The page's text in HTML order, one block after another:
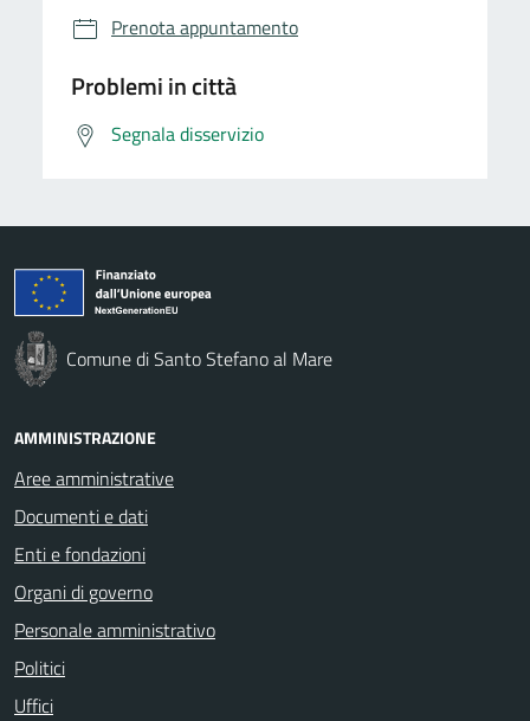
Prenota appuntamento
Problemi in città
Segnala disservizio
Comune di Santo Stefano al Mare
AMMINISTRAZIONE
Aree amministrative
Documenti e dati
Enti e fondazioni
Organi di governo
Personale amministrativo
Politici
Uffici